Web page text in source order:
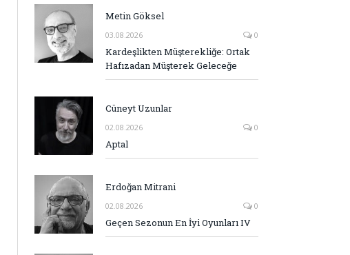
Metin Göksel
03.08.2026 0
Kardeşlikten Müşterekliğe: Ortak
Hafızadan Müşterek Geleceğe
Cüneyt Uzunlar
02.08.2026 0
Aptal
Erdoğan Mitrani
02.08.2026 0
Geçen Sezonun En İyi Oyunları IV